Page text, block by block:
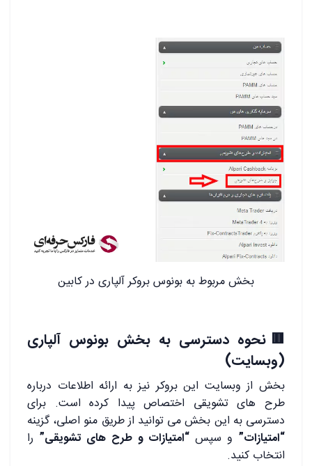
بخش مربوط به بونوس بروکر آلپاری در کابین
🟥نحوه دسترسی به بخش بونوس آلپاری
(وبسایت)
بخش از وبسایت این بروکر نیز به ارائه اطلاعات درباره
طرح های تشویقی اختصاص پیدا کرده است. برای
دسترسی به این بخش می توانید از طریق منو اصلی، گزینه
“امتیازات” و سپس “امتیازات و طرح های تشویقی” را
انتخاب کنید.